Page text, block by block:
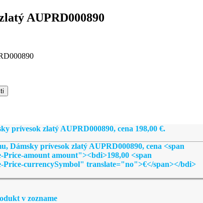
AUPRD000890
prívesok zlatý AUPRD000890, cena 198,00€.
v zozname